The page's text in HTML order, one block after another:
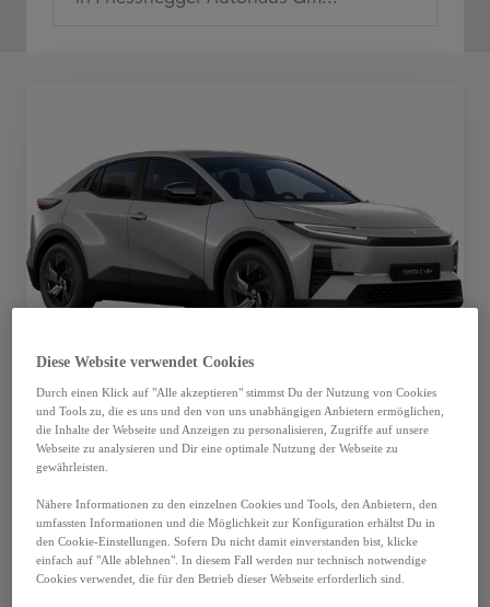
Toyota C-HR+
St. Veit/Glan
VOLLELEKTRISCH
Getriebe
Treibstoff
Diese Website verwendet Cookies
Durch einen Klick auf "Alle akzeptieren" stimmst Du der Nutzung von Cookies
und Tools zu, die es uns und den von uns unabhängigen Anbietern ermöglichen,
die Inhalte der Webseite und Anzeigen zu personalisieren, Zugriffe auf unsere
Webseite zu analysieren und Dir eine optimale Nutzung der Webseite zu
gewährleisten.
Nähere Informationen zu den einzelnen Cookies und Tools, den Anbietern, den
umfassten Informationen und die Möglichkeit zur Konfiguration erhältst Du in
den Cookie-Einstellungen. Sofern Du nicht damit einverstanden bist, klicke
einfach auf "Alle ablehnen". In diesem Fall werden nur technisch notwendige
Cookies verwendet, die für den Betrieb dieser Webseite erforderlich sind.